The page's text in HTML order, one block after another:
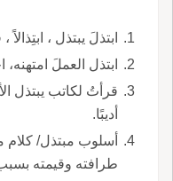
ابتذلَ يبتذل ،
ابتذل العملَ
قرأتُ لكاتب يبتذل
أديبًا.
أسلوب مبتذل/ كلام
طرافته وقيمته